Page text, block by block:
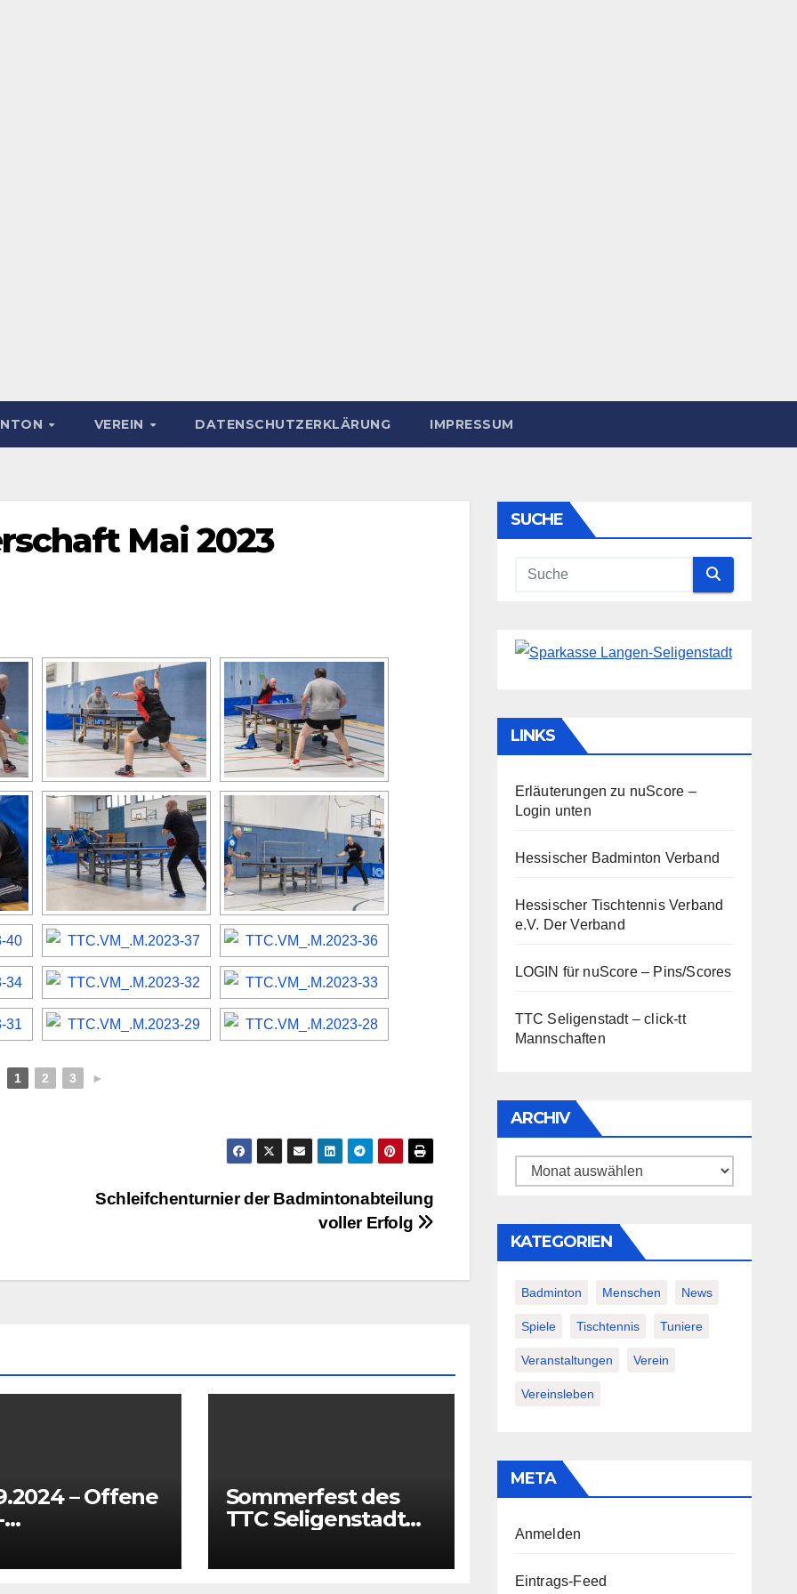
VEREIN DATENSCHUTZERKLÄRUNG IMPRESSUM
Mai 2023
1 2 3 ►
Schleifchenturnier der Badmintonabteilung
voller Erfolg
– Offene
Sommerfest des
TTC Seligenstadt
SUCHE
LINKS
Erläuterungen zu nuScore –
Login unten
Hessischer Badminton Verband
Hessischer Tischtennis Verband
e.V. Der Verband
LOGIN für nuScore – Pins/Scores
TTC Seligenstadt – click-tt
Mannschaften
ARCHIV
Archiv
KATEGORIEN
Badminton Menschen News
Spiele Tischtennis Tuniere
Veranstaltungen Verein
Vereinsleben
META
Anmelden
Eintrags-Feed